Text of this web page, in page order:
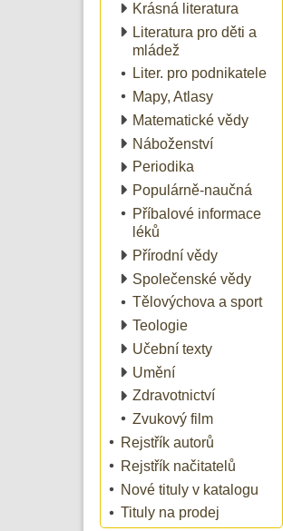
Krásná literatura
Literatura pro děti a
mládež
Liter. pro podnikatele
Mapy, Atlasy
Matematické vědy
Náboženství
Periodika
Populárně-naučná
Příbalové informace
léků
Přírodní vědy
Společenské vědy
Tělovýchova a sport
Teologie
Učební texty
Umění
Zdravotnictví
Zvukový film
Rejstřík autorů
Rejstřík načitatelů
Nové tituly v katalogu
Tituly na prodej